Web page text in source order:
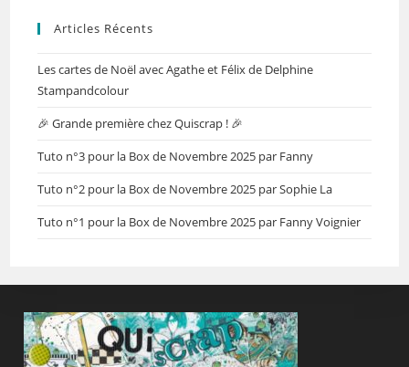
Articles Récents
Les cartes de Noël avec Agathe et Félix de Delphine
Stampandcolour
🎉 Grande première chez Quiscrap ! 🎉
Tuto n°3 pour la Box de Novembre 2025 par Fanny
Tuto n°2 pour la Box de Novembre 2025 par Sophie La
Tuto n°1 pour la Box de Novembre 2025 par Fanny Voignier